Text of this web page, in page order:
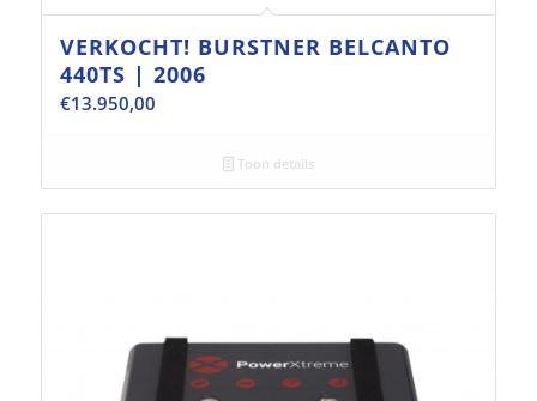
VERKOCHT! BURSTNER BELCANTO
440TS | 2006
€13.950,00
Toon details